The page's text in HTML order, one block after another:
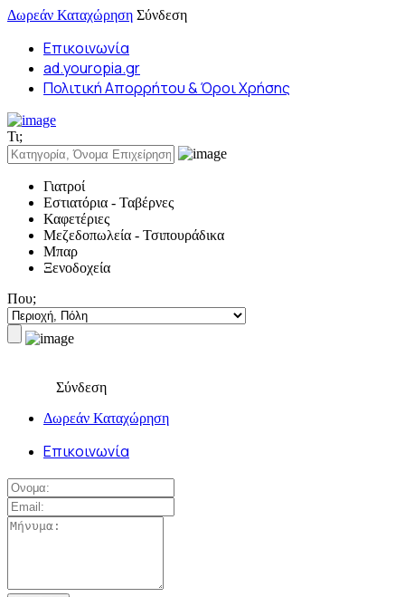
Δωρεάν Καταχώρηση Σύνδεση
Επικοινωνία
ad.youropia.gr
Πολιτική Απορρήτου & Όροι Χρήσης
Τι;
Γιατροί
Εστιατόρια - Ταβέρνες
Καφετέριες
Μεζεδοπωλεία - Τσιπουράδικα
Μπαρ
Ξενοδοχεία
Που;
Σύνδεση
Δωρεάν Καταχώρηση
Επικοινωνία